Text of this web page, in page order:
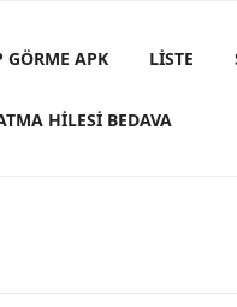
GÖRME APK LISTE
HILESI BEDAVA